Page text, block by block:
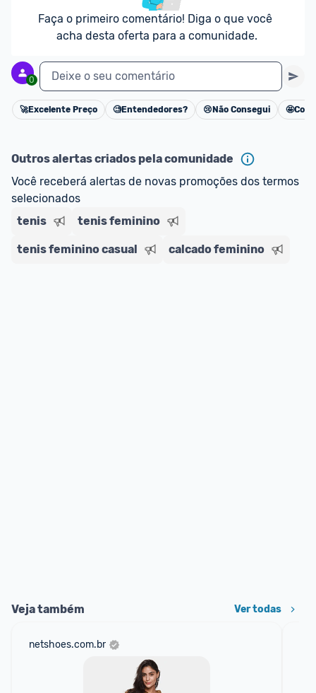
Faça o primeiro comentário! Diga o que você
acha desta oferta para a comunidade.
0 Deixe o seu comentário
Cancelar
🚀Excelente Preço 🧐Entendedores? 😢 Não Consegui 🤩
Outros alertas criados pela comunidade
Você receberá alertas de novas promoções dos termos
selecionados
tenis
tenis feminino
tenis feminino casual calcado feminino
Veja também Ver todas
netshoes.com.br